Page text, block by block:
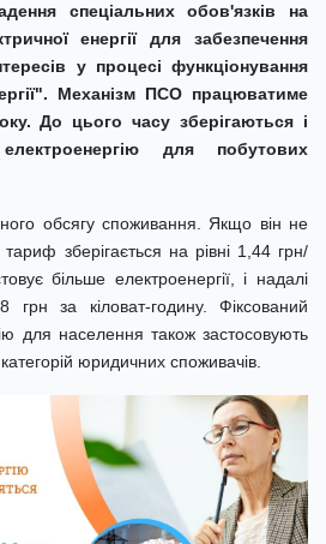
спеціальних обов'язків на
енергії для забезпечення
у процесі функціонування
Механізм ПСО працюватиме
До цього часу зберігаються і
для побутових
обсягу споживання. Якщо він не
зберігається на рівні 1,44 грн/
більше електроенергії, і надалі
грн за кіловат-годину. Фіксований
для населення також застосовують
юридичних споживачів.